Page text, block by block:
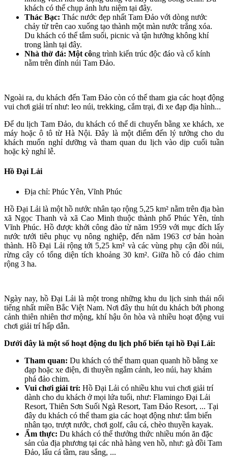
khách có thể chụp ảnh lưu niệm tại đây.
Thác Bạc: Thác nước đẹp nhất Tam Đảo với dòng nước
chảy từ trên cao xuống tạo thành một màn nước trắng xóa.
Du khách có thể tắm suối, picnic và tận hưởng không khí
trong lành tại đây.
Nhà thờ đá: Một công trình kiến trúc độc đáo và cổ kính
nằm trên đỉnh núi Tam Đảo.
Ngoài ra, du khách đến Tam Đảo còn có thể tham gia các hoạt động
vui chơi giải trí như: leo núi, trekking, cắm trại, đi xe đạp địa hình...
Để du lịch Tam Đảo, du khách có thể di chuyển bằng xe khách, xe
máy hoặc ô tô từ Hà Nội. Đây là một điểm đến lý tưởng cho du
khách muốn nghỉ dưỡng và tham quan du lịch vào dịp cuối tuần
hoặc kỳ nghỉ lễ.
Hồ Đại Lải
Địa chỉ: Phúc Yên, Vĩnh Phúc
Hồ Đại Lải là một hồ nước nhân tạo rộng 5,25 km² nằm trên địa bàn
xã Ngọc Thanh và xã Cao Minh thuộc thành phố Phúc Yên, tỉnh
Vĩnh Phúc. Hồ được khởi công đào từ năm 1959 với mục đích lấy
nước tưới tiêu phục vụ nông nghiệp, đến năm 1963 cơ bản hoàn
thành. Hồ Đại Lải rộng tới 5,25 km² và các vùng phụ cận đồi núi,
rừng cây có tổng diện tích khoảng 30 km². Giữa hồ có đảo chim
rộng 3 ha.
Ngày nay, hồ Đại Lải là một trong những khu du lịch sinh thái nổi
tiếng nhất miền Bắc Việt Nam. Nơi đây thu hút du khách bởi phong
cảnh thiên nhiên thơ mộng, khí hậu ôn hòa và nhiều hoạt động vui
chơi giải trí hấp dẫn.
Dưới đây là một số hoạt động du lịch phổ biến tại hồ Đại Lải:
Tham quan: Du khách có thể tham quan quanh hồ bằng xe
đạp hoặc xe điện, đi thuyền ngắm cảnh, leo núi, hay khám
phá đảo chim.
Vui chơi giải trí: Hồ Đại Lải có nhiều khu vui chơi giải trí
dành cho du khách ở mọi lứa tuổi, như: Flamingo Đại Lải
Resort, Thiên Sơn Suối Ngà Resort, Tam Đảo Resort, ... Tại
đây du khách có thể tham gia các hoạt động như: tắm biển
nhân tạo, trượt nước, chơi golf, câu cá, chèo thuyền kayak.
Ẩm thực: Du khách có thể thưởng thức nhiều món ăn đặc
sản của địa phương tại các nhà hàng ven hồ, như: gà đồi Tam
Đảo, lẩu cá tầm, rau sắng, ...